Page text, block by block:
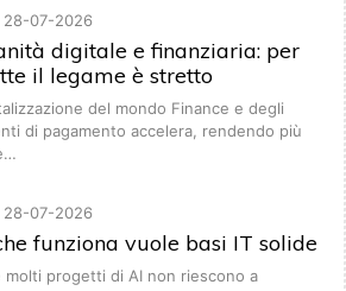
28-07-2026
digitale e finanziaria: per
il legame è stretto
del mondo Finance e degli
di pagamento accelera, rendendo più
28-07-2026
funziona vuole basi IT solide
molti progetti di AI non riescono a